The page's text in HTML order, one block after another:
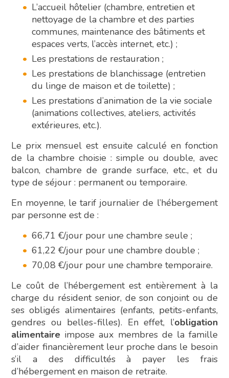
L’accueil hôtelier (chambre, entretien et
nettoyage de la chambre et des parties
communes, maintenance des bâtiments et
espaces verts, l’accès internet, etc.) ;
Les prestations de restauration ;
Les prestations de blanchissage (entretien
du linge de maison et de toilette) ;
Les prestations d’animation de la vie sociale
(animations collectives, ateliers, activités
extérieures, etc.).
Le prix mensuel est ensuite calculé en fonction
de la chambre choisie : simple ou double, avec
balcon, chambre de grande surface, etc., et du
type de séjour : permanent ou temporaire.
En moyenne, le tarif journalier de l’hébergement
par personne est de :
66,71 €/jour pour une chambre seule ;
61,22 €/jour pour une chambre double ;
70,08 €/jour pour une chambre temporaire.
Le coût de l’hébergement est entièrement à la
charge du résident senior, de son conjoint ou de
ses obligés alimentaires (enfants, petits-enfants,
gendres ou belles-filles). En effet, l’obligation
alimentaire impose aux membres de la famille
d’aider financièrement leur proche dans le besoin
s’il a des difficultés à payer les frais
d’hébergement en maison de retraite.